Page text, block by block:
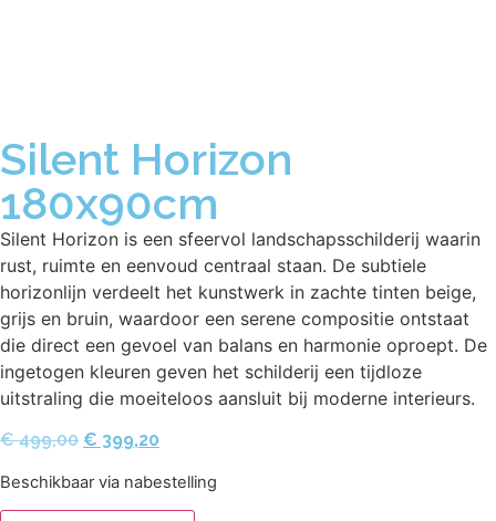
Silent Horizon
180x90cm
Silent Horizon is een sfeervol landschapsschilderij waarin
rust, ruimte en eenvoud centraal staan. De subtiele
horizonlijn verdeelt het kunstwerk in zachte tinten beige,
grijs en bruin, waardoor een serene compositie ontstaat
die direct een gevoel van balans en harmonie oproept. De
ingetogen kleuren geven het schilderij een tijdloze
uitstraling die moeiteloos aansluit bij moderne interieurs.
€499,00 € 399,20
Beschikbaar via nabestelling